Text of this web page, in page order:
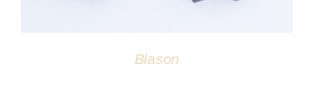
Blason